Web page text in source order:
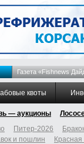
Газета «Fishnews
квоты
— аукционы
Питер-2026
и пошлин